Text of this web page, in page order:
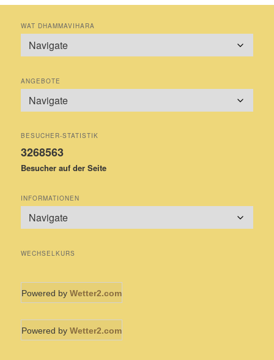
WAT DHAMMAVIHARA
ANGEBOTE
BESUCHER-STATISTIK
3268563
Besucher auf der Seite
INFORMATIONEN
WECHSELKURS
Powered byWetter2.com
Powered byWetter2.com